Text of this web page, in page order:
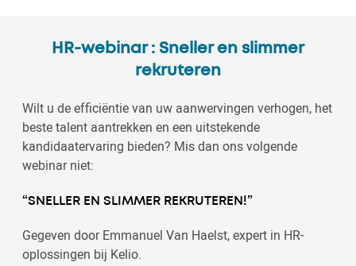
HR-webinar : Sneller en slimmer
rekruteren
Wilt u de efficiëntie van uw aanwervingen verhogen, het
beste talent aantrekken en een uitstekende
kandidaatervaring bieden? Mis dan ons volgende
webinar niet:
“SNELLER EN SLIMMER REKRUTEREN!”
Gegeven door Emmanuel Van Haelst, expert in HR-
oplossingen bij Kelio.